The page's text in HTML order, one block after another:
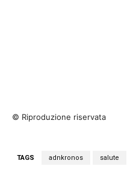
© Riproduzione riservata
TAGS adnkronos salute